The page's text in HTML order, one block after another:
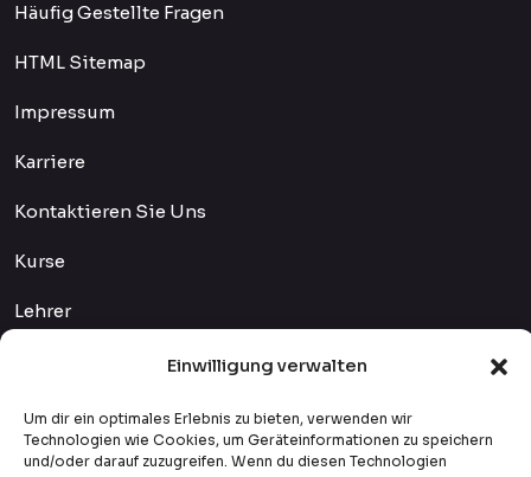
Einwilligung verwalten
Um dir ein optimales Erlebnis zu bieten, verwenden wir
Technologien wie Cookies, um Geräteinformationen zu speichern
und/oder darauf zuzugreifen. Wenn du diesen Technologien
Häufig Gestellte Fragen
HTML Sitemap
Impressum
Karriere
Kontaktieren Sie Uns
Kurse
Lehrer
Qualitätskontrolle Und Verfahren
Studentenanmeldung
Über Uns